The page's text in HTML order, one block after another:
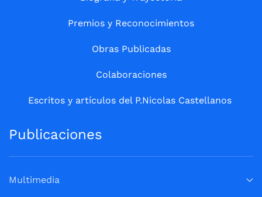
Premios y Reconocimientos
Obras Publicadas
Colaboraciones
Escritos y artículos del P.Nicolas Castellanos
Publicaciones
Multimedia